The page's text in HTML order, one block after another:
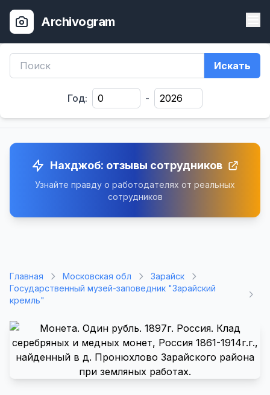
Archivogram
Искать
Год: -
Нахджоб: отзывы сотрудников
Узнайте правду о работодателях от реальных
сотрудников
Главная Московская обл
Зарайск
Государственный музей-заповедник "Зарайский
кремль"